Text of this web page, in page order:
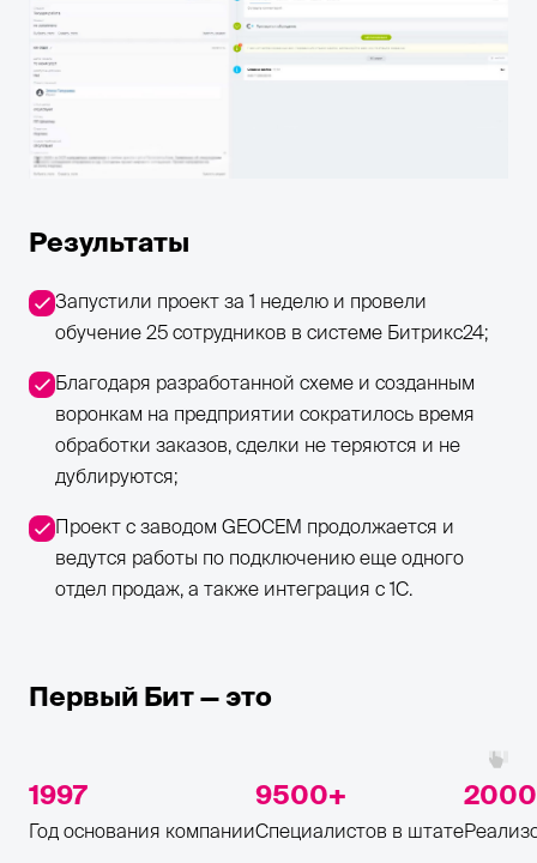
Результаты
Запустили проект за 1 неделю и провели
обучение 25 сотрудников в системе Битрикс24;
Благодаря разработанной схеме и созданным
воронкам на предприятии сократилось время
обработки заказов, сделки не теряются и не
дублируются;
Проект с заводом GEOCEM продолжается и
ведутся работы по подключению еще одного
отдел продаж, а также интеграция с 1С.
Первый Бит — это
1997
Год основания компании
9500
Специалистов в штате
2000